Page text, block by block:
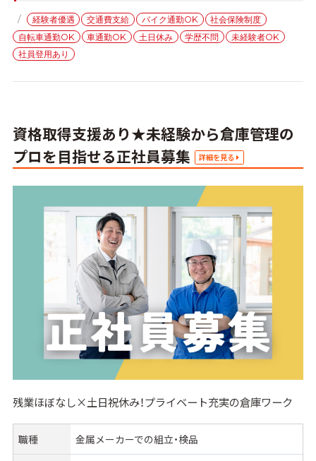
ゴ
リ
ー
タ
グ
経験者優遇 交通費支給 バイク通勤OK
社会保険制度
自転車通勤OK
車通勤OK 土日休み 学歴不問
未経験者OK
社員登用あり
資格取得支援あり★未経験から倉庫管理の
プロを目指せる正社員募集
詳細を見る
残業ほぼなし×土日祝休み！プライベート充実の倉庫ワーク
職種 金属メーカーでの組立・検品